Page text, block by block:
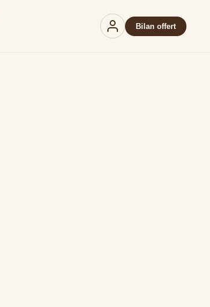
Bilan offert